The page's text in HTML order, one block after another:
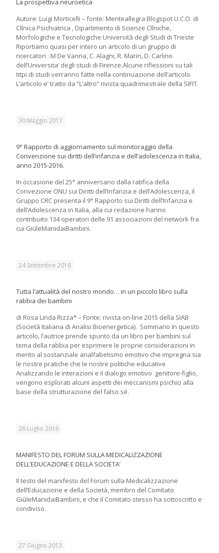
La prospettiva neuroetica
Autore: Luigi Morticelli – fonte: Menteallegra Blogspot U.C.O. di
Cllnica Psichiatrica , Dipartimento di Scienze Cllniche,
Morfologiche e Tecnologiche Università degli Studi di Trieste
Riportiamo quasi per intero un articolo di un gruppo di
ricercatori : M De Vanna, C. Alagni, R. Marin, D. Carlino
dell’Universita’ degli studi di Firenze.Alcune riflessioni su tali
titpi di studi verranno fatte nella continuazione dell’articolo.
L’articolo e’ tratto da “L’altro” rivista quadrimestrale della SIFIT.
30 Maggio 2017
9° Rapporto di aggiornamento sul monitoraggio della
Convenzione sui diritti dell’infanzia e dell’adolescenza in Italia,
anno 2015-2016.
In occasione del 25° anniversario dalla ratifica della
Convezione ONU sui Diritti dell’Infanzia e dell’Adolescenza, il
Gruppo CRC presenta il 9° Rapporto sui Diritti dell’Infanzia e
dell’Adolescenza in Italia, alla cui redazione hanno
contribuito 134 operatori delle 91 associazioni del network fra
cui GiùleManidaiBambini.
24 Settembre 2016
Tutta l’attualità del nostro mondo… in un piccolo libro sulla
rabbia dei bambini
di Rosa Linda Rizza* – Fonte: rivista on-line 2015 della SIAB
(Società Italiana di Analisi Bioenergetica). Sommario In questo
articolo, l’autrice prende spunto da un libro per bambini sul
tema della rabbia per esprimere le proprie considerazioni in
merito al sostanziale analfabetismo emotivo che impregna sia
le nostre pratiche che le nostre politiche educative
Analizzando le interazioni e il dialogo emotivo genitore-figlio,
vengono esplorati alcuni aspetti dei meccanismi psichici alla
base della strutturazione del falso sé.
26 Luglio 2016
MANIFESTO DEL FORUM SULLA MEDICALIZZAZIONE
DELL’EDUCAZIONE E DELLA SOCIETA’
Il testo del manifesto del Forum sulla Medicalizzazione
dell’Educazione e della Società, membro del Comitato
GiùleManidaiBambini, e che il Comitato stesso ha sottoscritto e
condiviso.
27 Giugno 2013